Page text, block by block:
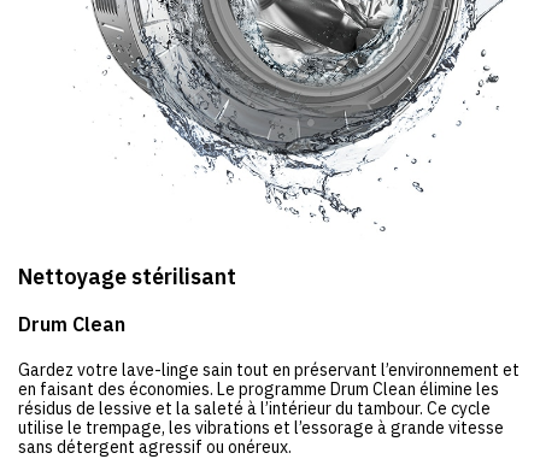
Nettoyage stérilisant
Drum Clean
Gardez votre lave-linge sain tout en préservant l’environnement et
en faisant des économies. Le programme Drum Clean élimine les
résidus de lessive et la saleté à l’intérieur du tambour. Ce cycle
utilise le trempage, les vibrations et l’essorage à grande vitesse
sans détergent agressif ou onéreux.